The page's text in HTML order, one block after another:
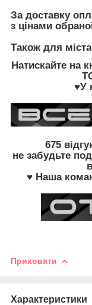
За доставку
з цінами
Також для
Натискайте на
♥У
675
не забудьте
♥ Наша
Приховати
Характеристики